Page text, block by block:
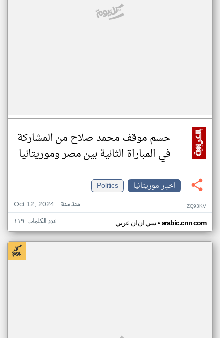
حسم موقف محمد صلاح من المشاركة
في المباراة الثانية بين مصر وموريتانيا
اخبار موريتانيا
Politics
Oct 12, 2024
منذ سنة ZQ93KV
سي ان ان عربي• arabic.cnn.com عدد الكلمات: ١١٩